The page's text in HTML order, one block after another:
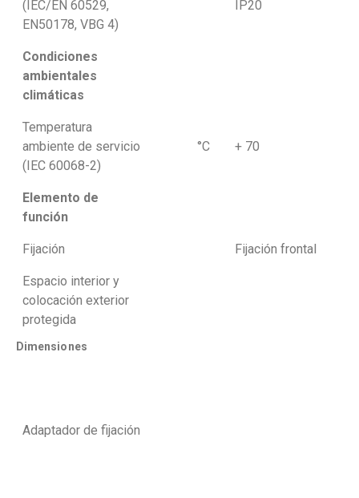
(IEC/EN 60529,
EN50178, VBG 4)
IP20
Condiciones
ambientales
climáticas
Temperatura
ambiente de servicio
(IEC 60068-2)
°C + 70
Elemento de
función
Fijación Fijación frontal
Espacio interior y
colocación exterior
protegida
Dimensiones
Adaptador de fijación